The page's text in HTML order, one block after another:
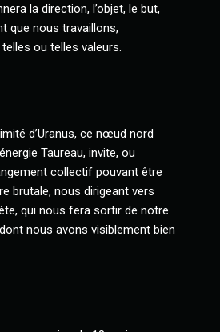
la direction, l’objet, le but,
que nous travaillons,
ou telles valeurs.
d’Uranus, ce nœud nord
Taureau, invite, ou
collectif pouvant être
brutale, nous dirigeant vers
qui nous fera sortir de notre
nous avons visiblement bien